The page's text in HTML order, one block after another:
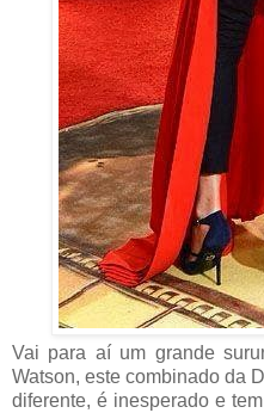
Vai para aí um grande
Watson, este combinado da
diferente, é inesperado e